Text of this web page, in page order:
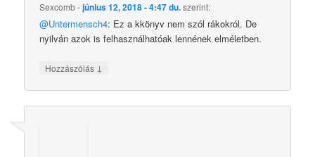
Sexcomb-június 12, 2018 - 4:47 du.szerint:
@Untermensch4: Ez a kkönyv nem szól rákokról. De
nyilván azok is felhasználhatóak lennének elméletben.
Hozzászólás ↓